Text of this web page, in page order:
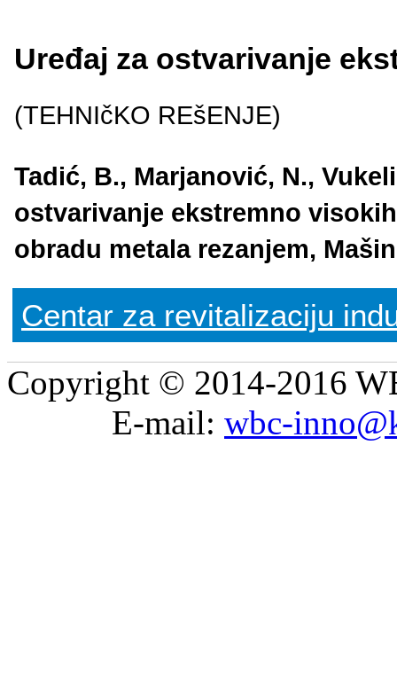
Uređaj za ostvarivanje
(TEHNIčKO REšENJE)
Tadić, B., Marjanović, N.,
ostvarivanje ekstremno
obradu metala rezanjem,
Centar za revitalizaciju
Copyright © 2014-2016
E-mail: wbc-